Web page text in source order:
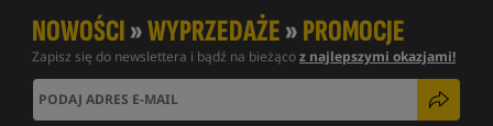
NOWOŚCI»WYPRZEDAŻE»PROMOCJE
Zapisz się do newslettera i bądź na bieżącoz najlepszymi okazjami!